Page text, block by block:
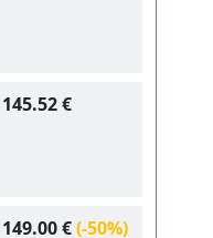
145.52 €
149.00 €(-50%)